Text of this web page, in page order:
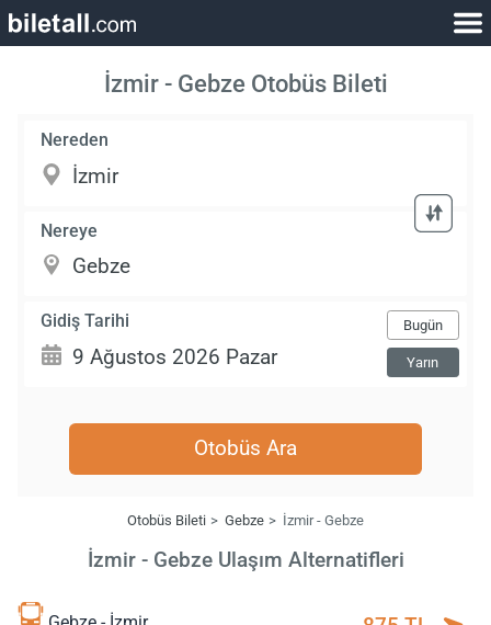
İzmir - Gebze Otobüs Bileti
Nereden
Nereye
Gidiş Tarihi Bugün
Yarın
Otobüs Ara
Otobüs Bileti Gebze İzmir - Gebze
İzmir - Gebze Ulaşım Alternatifleri